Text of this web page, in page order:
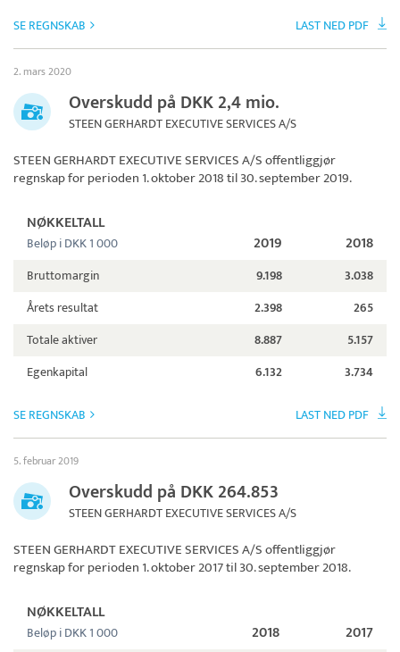
SE REGNSKAB LAST NED PDF
2. mars 2020
Overskudd på DKK 2,4 mio.
STEEN GERHARDT EXECUTIVE SERVICES A/S
STEEN GERHARDT EXECUTIVE SERVICES A/Soffentliggjør
regnskap for perioden 1. oktober 2018 til 30. september 2019.
NØKKELTALL
Beløp i DKK 1 000 2019 2018
Bruttomargin 9.198
3.038
Årets resultat
2.398
265
Totale aktiver
8.887
5.157
Egenkapital
6.132 3.734
SE REGNSKAB LAST NED PDF
5. februar 2019
Overskudd på DKK 264.853
STEEN GERHARDT EXECUTIVE SERVICES A/S
STEEN GERHARDT EXECUTIVE SERVICES A/Soffentliggjør
regnskap for perioden 1. oktober 2017 til 30. september 2018.
NØKKELTALL
Beløp i DKK 1 000 2018 2017